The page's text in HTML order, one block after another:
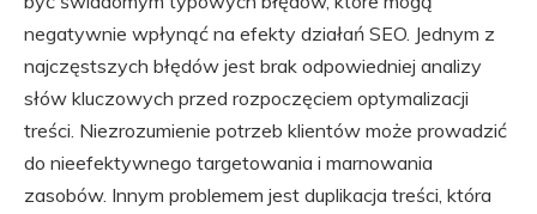
negatywnie wpłynąć na efekty działań SEO. Jednym z
najczęstszych błędów jest brak odpowiedniej analizy
słów kluczowych przed rozpoczęciem optymalizacji
treści. Niezrozumienie potrzeb klientów może prowadzić
do nieefektywnego targetowania i marnowania
zasobów. Innym problemem jest duplikacja treści, która